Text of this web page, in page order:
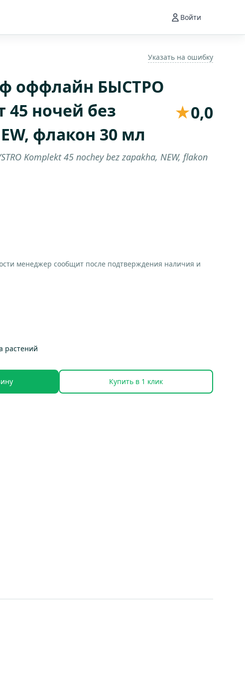
Войти
Указать на ошибку
оффлайн БЫСТРО
45 ночей без
флакон 30 мл
★0,0
Komplekt 45 nochey bez zapakha, NEW, flakon
менеджер сообщит после подтверждения наличия и
растений
Купить в 1 клик